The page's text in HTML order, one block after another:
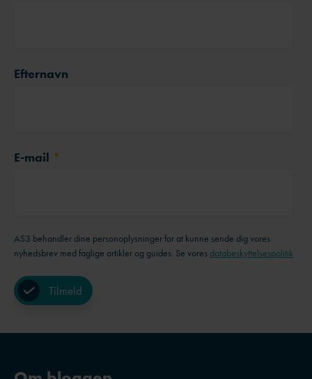
Efternavn
E-mail *
AS3 behandler dine personoplysninger for at kunne sende dig vores
nyhedsbrev med faglige artikler og guides. Se vores databeskyttelsespolitik